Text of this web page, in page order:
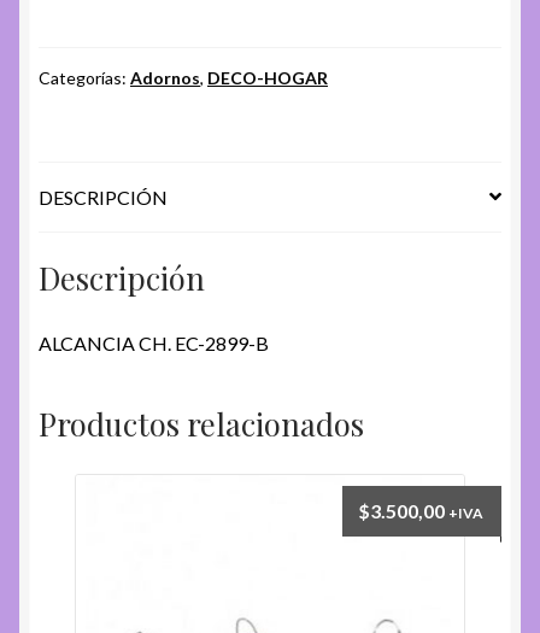
B
Categorías: Adornos, DECO-HOGAR
DESCRIPCIÓN
Descripción
ALCANCIA CH. EC-2899-B
Productos relacionados
$3.500,00 +IVA